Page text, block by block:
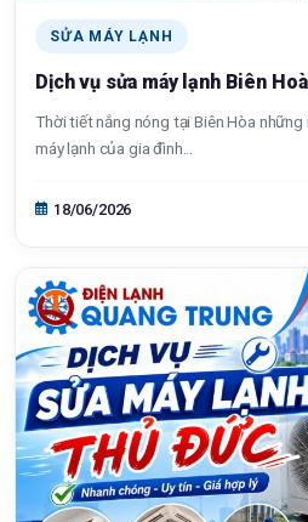
SỬA MÁY LẠNH
Dịch vụ sửa máy lạnh Biên
Thời tiết nắng nóng tại Biên Hòa những
máy lạnh của gia đình...
18/06/2026